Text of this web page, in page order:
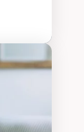
sociale
en
de la
contexte